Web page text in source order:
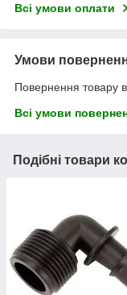
Всі умови оплати
Умови
Повернення товару
Всі умови
Подібні товари